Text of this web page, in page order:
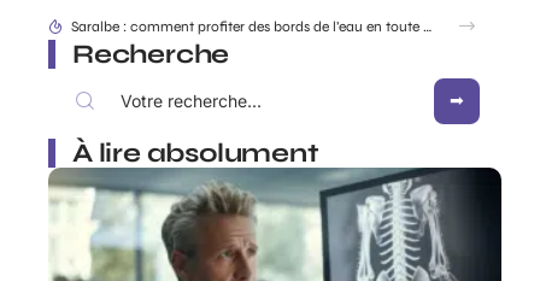
Saralbe : comment profiter des bords de l’eau en toute saison ?
Recherche
À lire absolument